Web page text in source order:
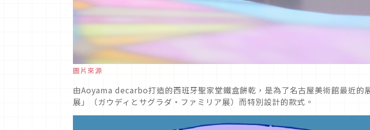
圖片來源
由Aoyama decarbo打造的西班牙聖家堂鐵盒餅乾，是為了名古屋美術館最近的
展」（ガウディとサグラダ・ファミリア展）而特別設計的款式。